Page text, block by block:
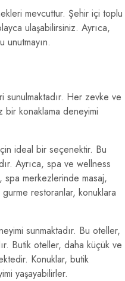
mevcuttur. Şehir içi toplu
ulaşabilirsiniz. Ayrıca,
unutmayın.
sunulmaktadır. Her zevke ve
bir konaklama deneyimi
ideal bir seçenektir. Bu
Ayrıca, spa ve wellness
spa merkezlerinde masaj,
restoranlar, konuklara
sunmaktadır. Bu oteller,
Butik oteller, daha küçük ve
Konuklar, butik
yaşayabilirler.